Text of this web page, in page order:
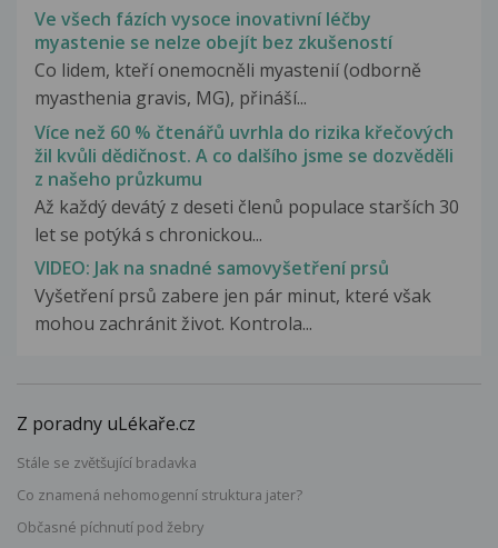
Ve všech fázích vysoce inovativní léčby
myastenie se nelze obejít bez zkušeností
Co lidem, kteří onemocněli myastenií (odborně
myasthenia gravis, MG), přináší...
Více než 60 % čtenářů uvrhla do rizika křečových
žil kvůli dědičnost. A co dalšího jsme se dozvěděli
z našeho průzkumu
Až každý devátý z deseti členů populace starších 30
let se potýká s chronickou...
VIDEO: Jak na snadné samovyšetření prsů
Vyšetření prsů zabere jen pár minut, které však
mohou zachránit život. Kontrola...
Z poradny uLékaře.cz
Stále se zvětšující bradavka
Co znamená nehomogenní struktura jater?
Občasné píchnutí pod žebry